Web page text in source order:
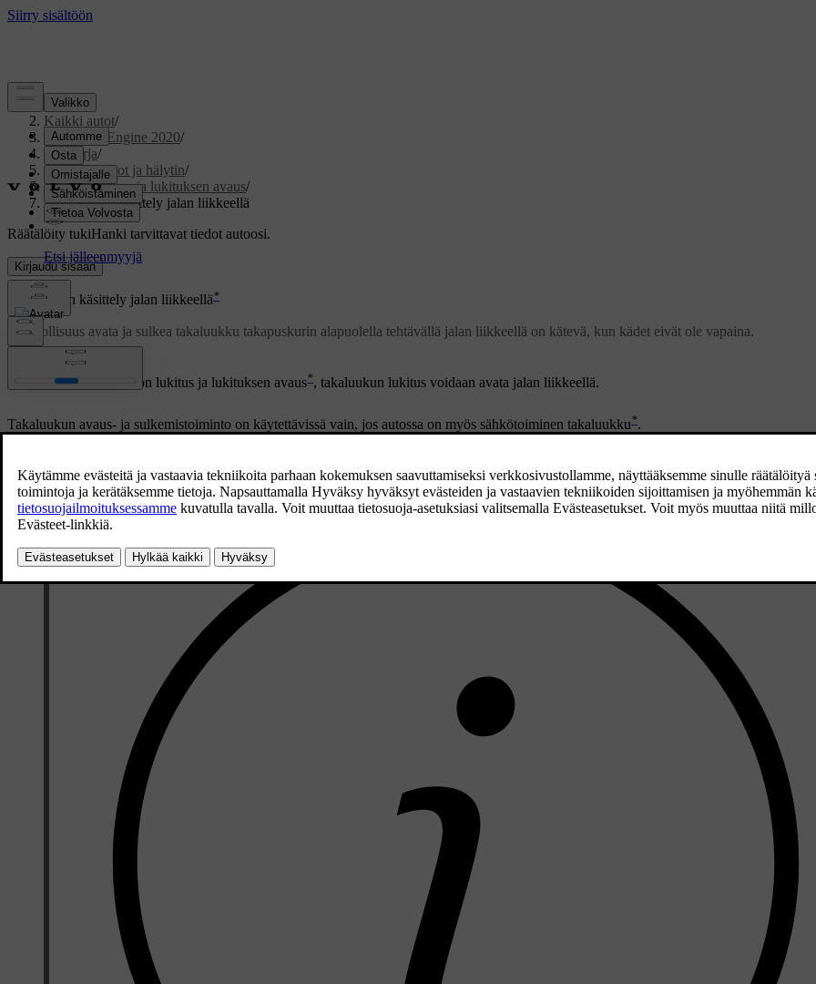
Tuki/
Kaikki autot/
V60 Twin Engine 2020/
Ohjekirja/
Avaimet, lukot ja hälytin/
Lukitseminen ja lukituksen avaus/
Takaluukun käsittely jalan liikkeellä
Räätälöity tukiHanki tarvittavat tiedot autoosi.
Kirjaudu sisään
Päivitetty 19.03.2020
Takaluukun käsittely jalan liikkeellä*
Mahdollisuus avata ja sulkea takaluukku takapuskurin alapuolella tehtävällä jalan liikkeellä on kätevä, kun kädet eivät ole vapaina.
Jos autossa on avaimeton lukitus ja lukituksen avaus*, takaluukun lukitus voidaan avata jalan liikkeellä.
Takaluukun avaus- ja sulkemistoiminto on käytettävissä vain, jos autossa on myös sähkötoiminen takaluukku*.